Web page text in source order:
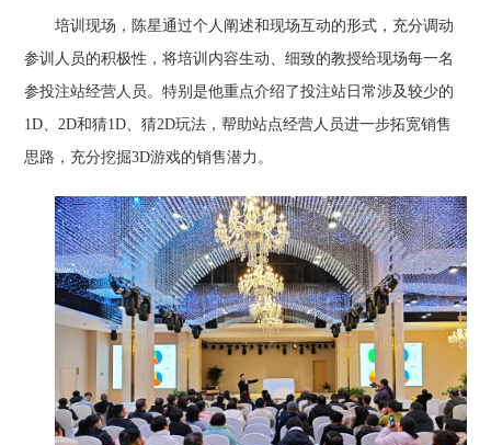
培训现场，陈星通过个人阐述和现场互动的形式，充分调动
参训人员的积极性，将培训内容生动、细致的教授给现场每一名
参投注站经营人员。特别是他重点介绍了投注站日常涉及较少的
1D、2D和猜1D、猜2D玩法，帮助站点经营人员进一步拓宽销售
思路，充分挖掘3D游戏的销售潜力。